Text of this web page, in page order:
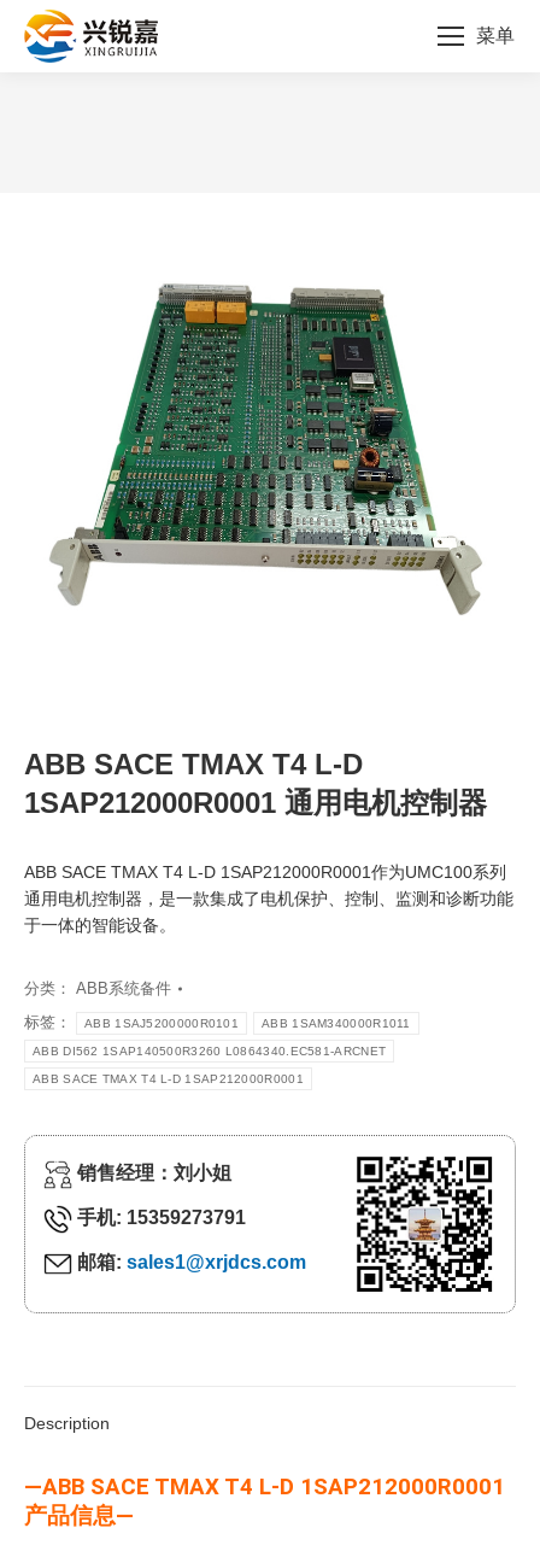
菜单
ABB SACE TMAX T4 L-D
1SAP212000R0001 通用电机控制器
ABB SACE TMAX T4 L-D 1SAP212000R0001作为UMC100系列
通用电机控制器，是一款集成了电机保护、控制、监测和诊断功能
于一体的智能设备。
分类： ABB系统备件
标签：
ABB 1SAJ5200000R0101 ABB 1SAM340000R1011
ABB DI562 1SAP140500R3260 L0864340.EC581-ARCNET
ABB SACE TMAX T4 L-D 1SAP212000R0001
销售经理：刘小姐
手机: 15359273791
邮箱: sales1@xrjdcs.com
Description
—ABB SACE TMAX T4 L-D 1SAP212000R0001
产品信息—